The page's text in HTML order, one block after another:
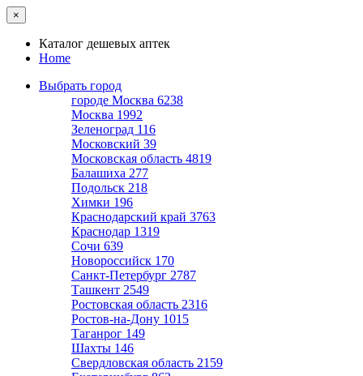
×
Каталог дешевых аптек
Home
Выбрать город
городе Москва 6238
Москва 1992
Зеленоград 116
Московский 39
Московская область 4819
Балашиха 277
Подольск 218
Химки 196
Краснодарский край 3763
Краснодар 1319
Сочи 639
Новороссийск 170
Санкт-Петербург 2787
Ташкент 2549
Ростовская область 2316
Ростов-на-Дону 1015
Таганрог 149
Шахты 146
Свердловская область 2159